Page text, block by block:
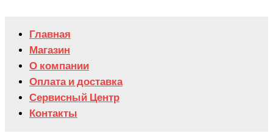
Главная
Магазин
О компании
Оплата и доставка
Сервисный Центр
Контакты